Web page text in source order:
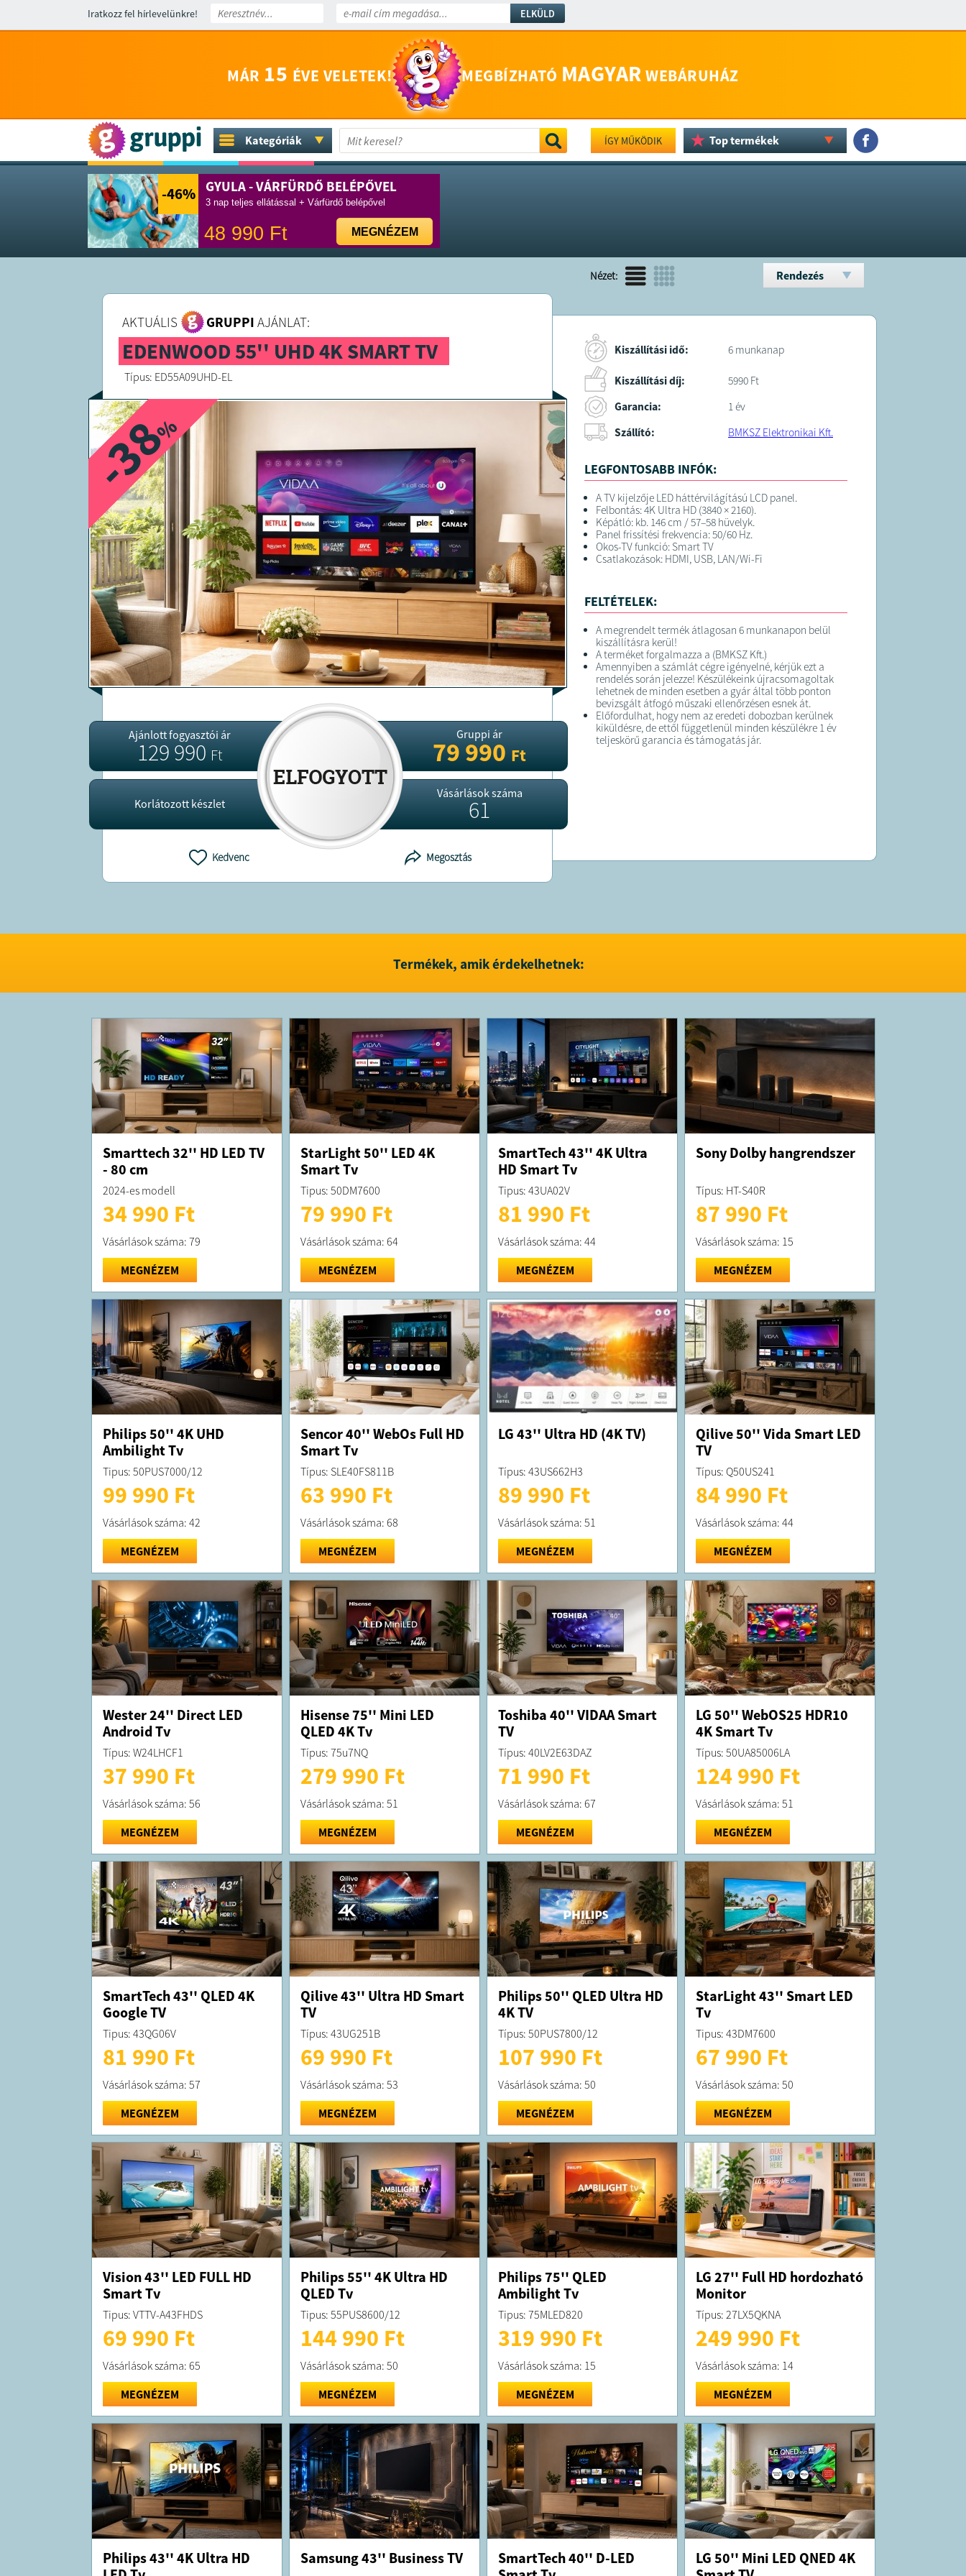
Iratkozz fel hírlevelünkre! ELKÜLD
MÁR 15 ÉVE VELETEK! MEGBÍZHATÓ MAGYAR WEBÁRUHÁZ
Kategóriák ÍGY MŰKÖDIK Top termékek
-46% GYULA - VÁRFÜRDŐ BELÉPŐVEL
3 nap teljes ellátással + Várfürdő belépővel
48 990 Ft MEGNÉZEM
Nézet: Rendezés
AKTUÁLIS GRUPPI AJÁNLAT:
EDENWOOD 55'' UHD 4K SMART TV
Típus: ED55A09UHD-EL
-38
%
Ajánlott fogyasztói ár
129 990Ft
Korlátozott készlet
Gruppi ár
79 990Ft
Vásárlások száma
61
Kedvenc Megosztás
Kiszállítási idő: 6 munkanap
Kiszállítási díj:
5990 Ft
Garancia:
1 év
Szállító:
BMKSZ Elektronikai Kft.
LEGFONTOSABB INFÓK:
A TV kijelzője LED háttérvilágítású LCD panel.
Felbontás: 4K Ultra HD (3840 × 2160).
Képátló: kb. 146 cm / 57–58 hüvelyk.
Panel frissítési frekvencia: 50/60 Hz.
Okos-TV funkció: Smart TV
Csatlakozások: HDMI, USB, LAN/Wi-Fi
FELTÉTELEK:
A megrendelt termék átlagosan 6 munkanapon belül
kiszállításra kerül!
A terméket forgalmazza a (BMKSZ Kft.)
Amennyiben a számlát cégre igényelné, kérjük ezt a
rendelés során jelezze! Készülékeink újracsomagoltak
lehetnek de minden esetben a gyár által több ponton
bevizsgált átfogó műszaki ellenőrzésen esnek át.
Előfordulhat, hogy nem az eredeti dobozban kerülnek
kiküldésre, de ettől függetlenül minden készülékre 1 év
teljeskörű garancia és támogatás jár.
Termékek, amik érdekelhetnek:
Smarttech 32'' HD LED TV
- 80 cm
2024-es modell
34 990 Ft
Vásárlások száma: 79
MEGNÉZEM
StarLight 50'' LED 4K
Smart Tv
Tipus: 50DM7600
79 990 Ft
Vásárlások száma: 64
MEGNÉZEM
SmartTech 43'' 4K Ultra
HD Smart Tv
Tipus: 43UA02V
81 990 Ft
Vásárlások száma: 44
MEGNÉZEM
Sony Dolby hangrendszer
Típus: HT-S40R
87 990 Ft
Vásárlások száma: 15
MEGNÉZEM
Philips 50'' 4K UHD
Ambilight Tv
Tipus: 50PUS7000/12
99 990 Ft
Vásárlások száma: 42
MEGNÉZEM
Sencor 40'' WebOs Full HD
Smart Tv
Típus: SLE40FS811B
63 990 Ft
Vásárlások száma: 68
MEGNÉZEM
LG 43'' Ultra HD (4K TV)
Típus: 43US662H3
89 990 Ft
Vásárlások száma: 51
MEGNÉZEM
Qilive 50'' Vida Smart LED
TV
Típus: Q50US241
84 990 Ft
Vásárlások száma: 44
MEGNÉZEM
Wester 24'' Direct LED
Android Tv
Típus: W24LHCF1
37 990 Ft
Vásárlások száma: 56
MEGNÉZEM
Hisense 75'' Mini LED
QLED 4K Tv
Típus: 75u7NQ
279 990 Ft
Vásárlások száma: 51
MEGNÉZEM
Toshiba 40'' VIDAA Smart
TV
Típus: 40LV2E63DAZ
71 990 Ft
Vásárlások száma: 67
MEGNÉZEM
LG 50'' WebOS25 HDR10
4K Smart Tv
Típus: 50UA85006LA
124 990 Ft
Vásárlások száma: 51
MEGNÉZEM
SmartTech 43'' QLED 4K
Google TV
Tipus: 43QG06V
81 990 Ft
Vásárlások száma: 57
MEGNÉZEM
Qilive 43'' Ultra HD Smart
TV
Típus: 43UG251B
69 990 Ft
Vásárlások száma: 53
MEGNÉZEM
Philips 50'' QLED Ultra HD
4K TV
Típus: 50PUS7800/12
107 990 Ft
Vásárlások száma: 50
MEGNÉZEM
StarLight 43'' Smart LED
Tv
Tipus: 43DM7600
67 990 Ft
Vásárlások száma: 50
MEGNÉZEM
Vision 43'' LED FULL HD
Smart Tv
Tipus: VTTV-A43FHDS
69 990 Ft
Vásárlások száma: 65
MEGNÉZEM
Philips 55'' 4K Ultra HD
QLED Tv
Tipus: 55PUS8600/12
144 990 Ft
Vásárlások száma: 50
MEGNÉZEM
Philips 75'' QLED
Ambilight Tv
Tipus: 75MLED820
319 990 Ft
Vásárlások száma: 15
MEGNÉZEM
LG 27'' Full HD hordozható
Monitor
Típus: 27LX5QKNA
249 990 Ft
Vásárlások száma: 14
MEGNÉZEM
Philips 43'' 4K Ultra HD
Samsung 43'' Business TV
SmartTech 40'' D-LED
LG 50'' Mini LED QNED 4K